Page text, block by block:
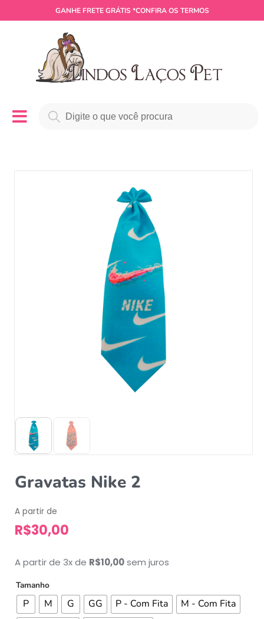
GANHE FRETE GRÁTIS *CONFIRA OS TERMOS
Gravatas Nike 2
A partir de
R$30,00
A partir de 3x de R$10,00sem juros
Tamanho
P M G GG P - Com Fita
M - Com Fita